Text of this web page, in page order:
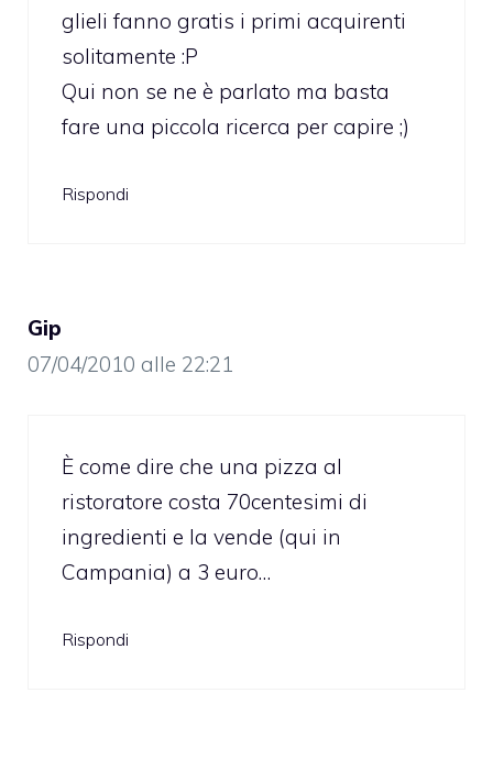
glieli fanno gratis i primi acquirenti
solitamente :P
Qui non se ne è parlato ma basta
fare una piccola ricerca per capire ;)
Rispondi
Gip
07/04/2010 alle 22:21
È come dire che una pizza al
ristoratore costa 70centesimi di
ingredienti e la vende (qui in
Campania) a 3 euro…
Rispondi